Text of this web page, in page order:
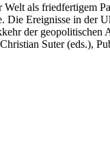
als friedfertigem
Die Ereignisse in der
der geopolitischen
Suter (eds.),